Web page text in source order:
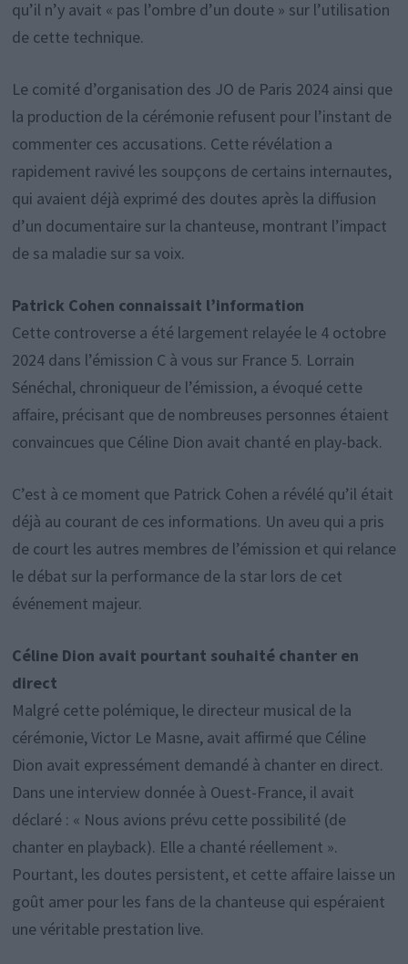
qu’il n’y avait « pas l’ombre d’un doute » sur l’utilisation
de cette technique.
Le comité d’organisation des JO de Paris 2024 ainsi que
la production de la cérémonie refusent pour l’instant de
commenter ces accusations. Cette révélation a
rapidement ravivé les soupçons de certains internautes,
qui avaient déjà exprimé des doutes après la diffusion
d’un documentaire sur la chanteuse, montrant l’impact
de sa maladie sur sa voix.
Patrick Cohen connaissait l’information
Cette controverse a été largement relayée le 4 octobre
2024 dans l’émission C à vous sur France 5. Lorrain
Sénéchal, chroniqueur de l’émission, a évoqué cette
affaire, précisant que de nombreuses personnes étaient
convaincues que Céline Dion avait chanté en play-back.
C’est à ce moment que Patrick Cohen a révélé qu’il était
déjà au courant de ces informations. Un aveu qui a pris
de court les autres membres de l’émission et qui relance
le débat sur la performance de la star lors de cet
événement majeur.
Céline Dion avait pourtant souhaité chanter en
direct
Malgré cette polémique, le directeur musical de la
cérémonie, Victor Le Masne, avait affirmé que Céline
Dion avait expressément demandé à chanter en direct.
Dans une interview donnée à Ouest-France, il avait
déclaré : « Nous avions prévu cette possibilité (de
chanter en playback). Elle a chanté réellement ».
Pourtant, les doutes persistent, et cette affaire laisse un
goût amer pour les fans de la chanteuse qui espéraient
une véritable prestation live.